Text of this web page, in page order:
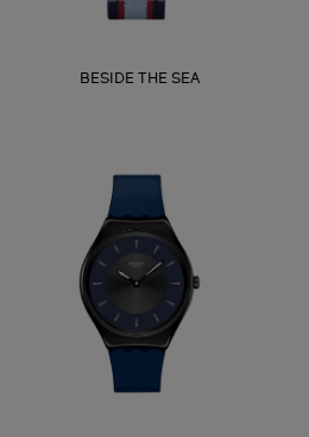
BESIDE THE SEA